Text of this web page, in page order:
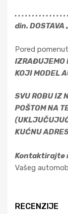
. . . . . . . . . . . . .
din. DOSTAVA
Pored
IZRAĐUJEMO
KOJI MODEL
SVU ROBU IZ
POŠTOM NA
KUĆNU
Kontaktirajte
Vašeg
RECENZIJE